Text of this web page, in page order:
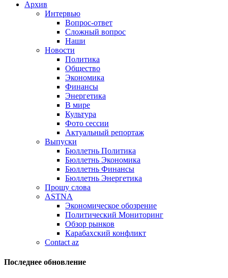
Архив
Интервью
Вопрос-ответ
Сложный вопрос
Наши
Новости
Политика
Общество
Экономика
Финансы
Энергетика
В мире
Культура
Фото сессии
Актуальный репортаж
Выпуски
Бюллетнь Политика
Бюллетнь Экономика
Бюллетнь Финансы
Бюллетнь Энергетика
Прошу слова
ASTNA
Экономическое обозрение
Политический Мониторинг
Обзор рынков
Карабахский конфликт
Contact az
Последнее обновление